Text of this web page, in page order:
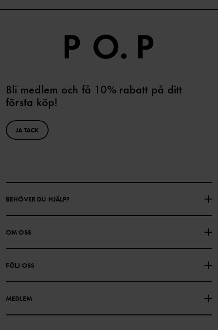
Bli medlem och få 10% rabatt på ditt
första köp!
JA TACK
BEHÖVER DU HJÄLP?
KONTAKTA OSS
PRESENTKORTSALDO KÖPVILLKOR
INTEGRITETSPOLICY
OM OSS
FÖLJ OSS
MEDLEM